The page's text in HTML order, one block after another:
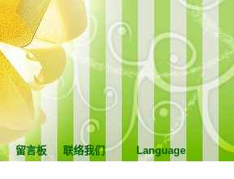
留言板 联络我们 Language